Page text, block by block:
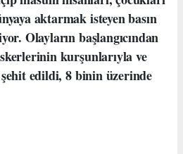
aktarmak isteyen basın
Olayların başlangıcından
kurşunlarıyla ve
edildi, 8 binin üzerinde